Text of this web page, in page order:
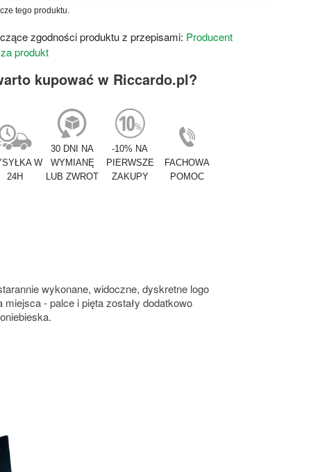
tego produktu.
zgodności produktu z przepisami: Producent
produkt
kupować w Riccardo.pl?
W
24H
30 DNI NA
WYMIANĘ
LUB ZWROT
-10% NA
PIERWSZE
ZAKUPY
FACHOWA
POMOC
wykonane, widoczne, dyskretne logo
- palce i pięta zostały dodatkowo